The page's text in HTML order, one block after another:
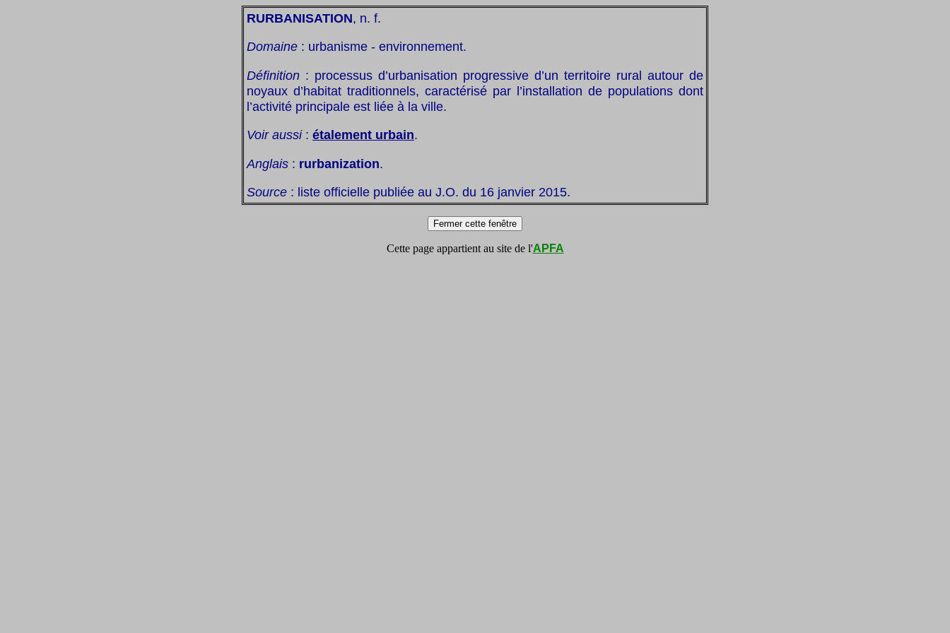
RURBANISATION, n. f.
Domaine : urbanisme - environnement.
Définition : processus d’urbanisation progressive d’un territoire rural autour de
noyaux d’habitat traditionnels, caractérisé par l’installation de populations dont
l’activité principale est liée à la ville.
Voir aussi: étalement urbain.
Anglais : rurbanization.
Source : liste officielle publiée au J.O. du 16 janvier 2015.
Cette page appartient au site de l'APFA